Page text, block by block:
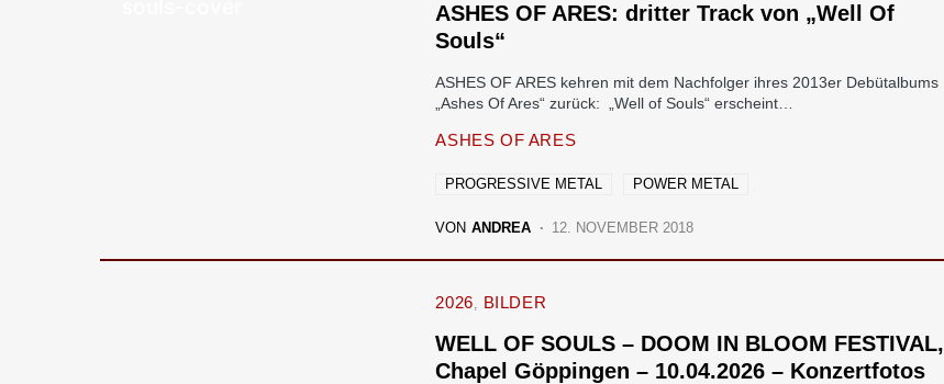
ASHES OF ARES: dritter Track von „Well Of
Souls“
ASHES OF ARES kehren mit dem Nachfolger ihres 2013er Debütalbums
„Ashes Of Ares“ zurück: „Well of Souls“ erscheint…
ASHES OF ARES
PROGRESSIVE METAL POWER METAL
VON ANDREA 12. NOVEMBER 2018
2026 BILDER
WELL OF SOULS – DOOM IN BLOOM FESTIVAL,
Chapel Göppingen – 10.04.2026 – Konzertfotos